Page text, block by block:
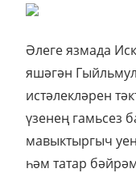
Әлеге язмада
яшәгән
истәлекләрен
үзенең гамьсез
мавыктыргыч
һәм татар